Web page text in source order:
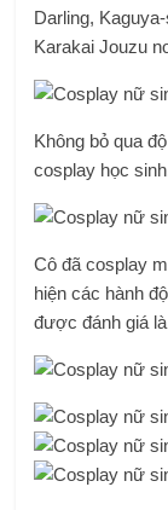
Darling,
Karakai Jouzu
Không bỏ qua
cosplay học
Cô đã cosplay
hiện các hành
được đánh giá